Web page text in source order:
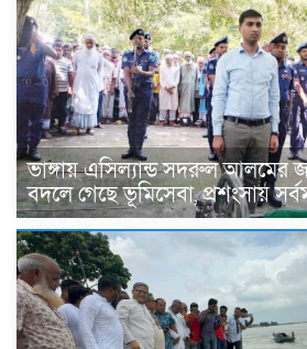
ভাঙ্গায় এসিল্যান্ড সদরুল আলমের
বদলে গেছে ভূমিসেবা, প্রশংসায়